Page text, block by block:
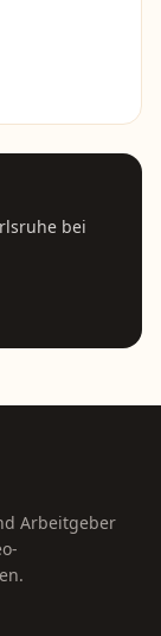
bei
Arbeitgeber